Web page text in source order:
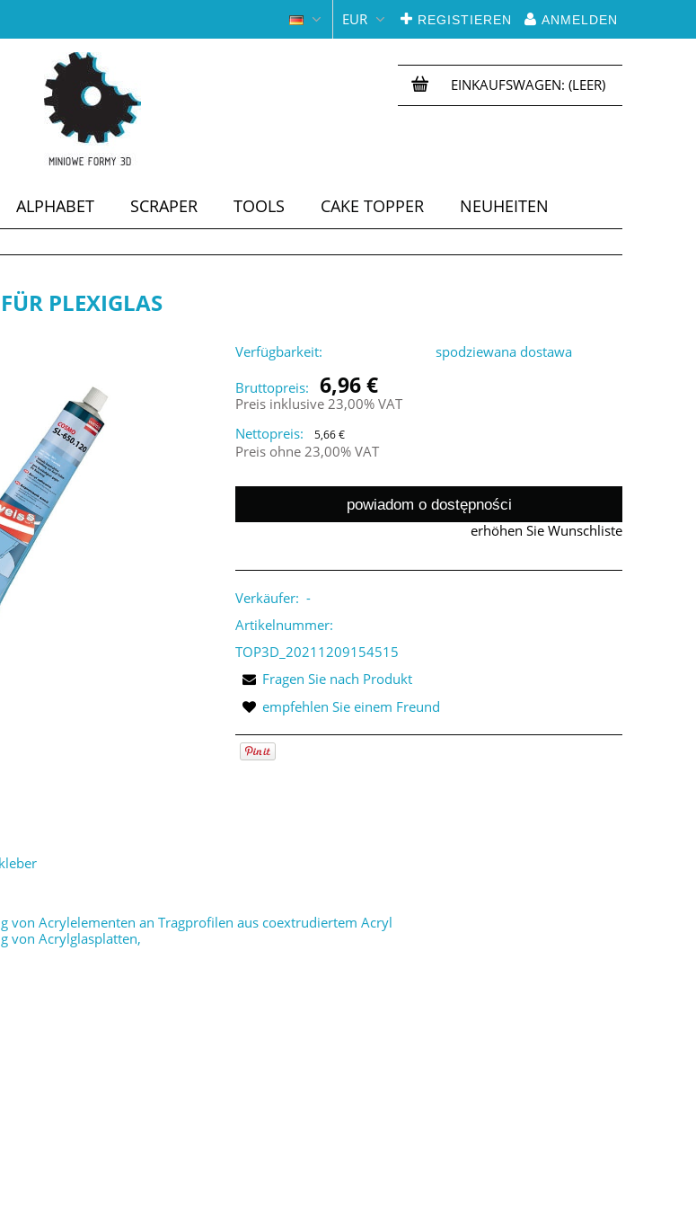
REGISTIEREN ANMELDEN
EUR
EINKAUFSWAGEN: (LEER)
ALPHABET SCRAPER TOOLS CAKE TOPPER NEUHEITEN
SALE
PLEXIGLAS
Verfügbarkeit:
spodziewana dostawa
Bruttopreis:
6,96 €
Preis inklusive 23,00% VAT
Nettopreis:
5,66 €
Preis ohne 23,00% VAT
powiadom o dostępności
erhöhen Sie Wunschliste
Verkäufer: -
Artikelnummer:
TOP3D_20211209154515
Fragen Sie nach Produkt
empfehlen Sie einem Freund
von Acrylelementen an Tragprofilen aus coextrudiertem Acryl
von Acrylglasplatten,